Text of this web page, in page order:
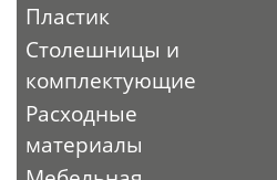
Пластик
Столешницы и
комплектующие
Расходные
материалы